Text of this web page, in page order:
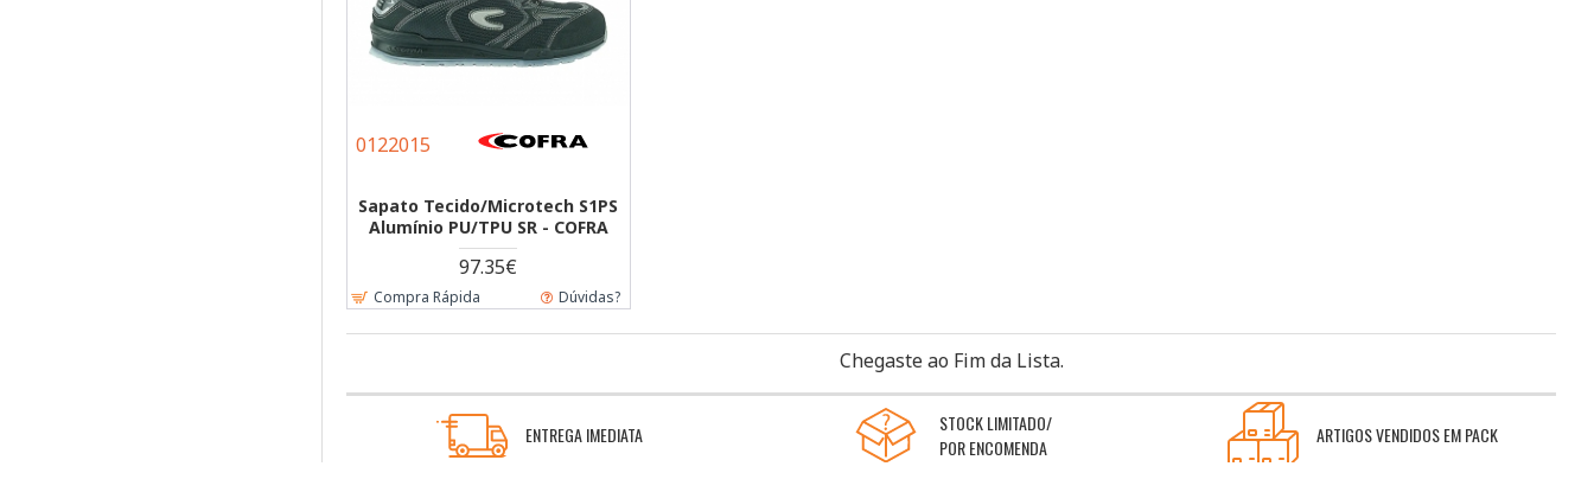
0122015
Sapato Tecido/Microtech S1PS
Alumínio PU/TPU SR - COFRA
97.35€
Compra Rápida Dúvidas?
Chegaste ao Fim da Lista.
ENTREGA IMEDIATA
STOCK LIMITADO/
POR ENCOMENDA
ARTIGOS VENDIDOS EM PACK